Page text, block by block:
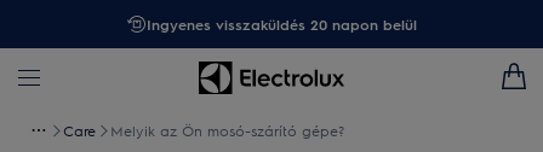
Ingyenes visszaküldés 20 napon belül
Care Melyik az Ön mosó-szárító gépe?